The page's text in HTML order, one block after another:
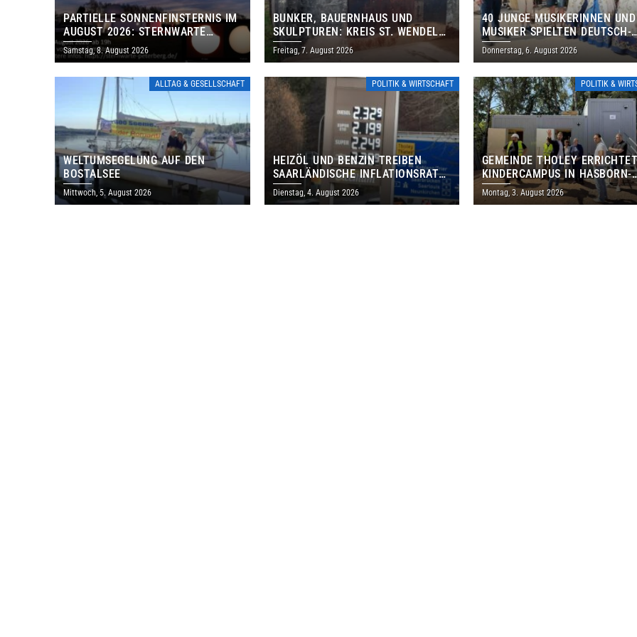
PARTIELLE SONNENFINSTERNIS IM
AUGUST 2026: STERNWARTE
PETERBERG ÖFFNET KOSTENLOS
IHRE TORE
Samstag, 8. August 2026
BUNKER, BAUERNHAUS UND
SKULPTUREN: KREIS ST. WENDEL
LÄDT ZUM TAG DES OFFENEN
DENKMALS EIN
Freitag, 7. August 2026
40 JUNGE MUSIKERINNEN UND
MUSIKER SPIELTEN DEUTSCH-
BRASILIANISCHES
THOLEY
Donnerstag, 6. August 2026
ALLTAG & GESELLSCHAFT
WELTUMSEGELUNG AUF DEN
BOSTALSEE
Mittwoch, 5. August 2026
POLITIK & WIRTSCHAFT
HEIZÖL UND BENZIN TREIBEN
SAARLÄNDISCHE INFLATIONSRATE
IM JULI AUF 3,2 PROZENT
Dienstag, 4. August 2026
POLITIK &
GEMEINDE THOLEY
KINDERCAMPUS IN HASBORN-
DAUTWEILER FÜR RUND 8,5
MILLIONEN EURO
Montag, 3. August 2026